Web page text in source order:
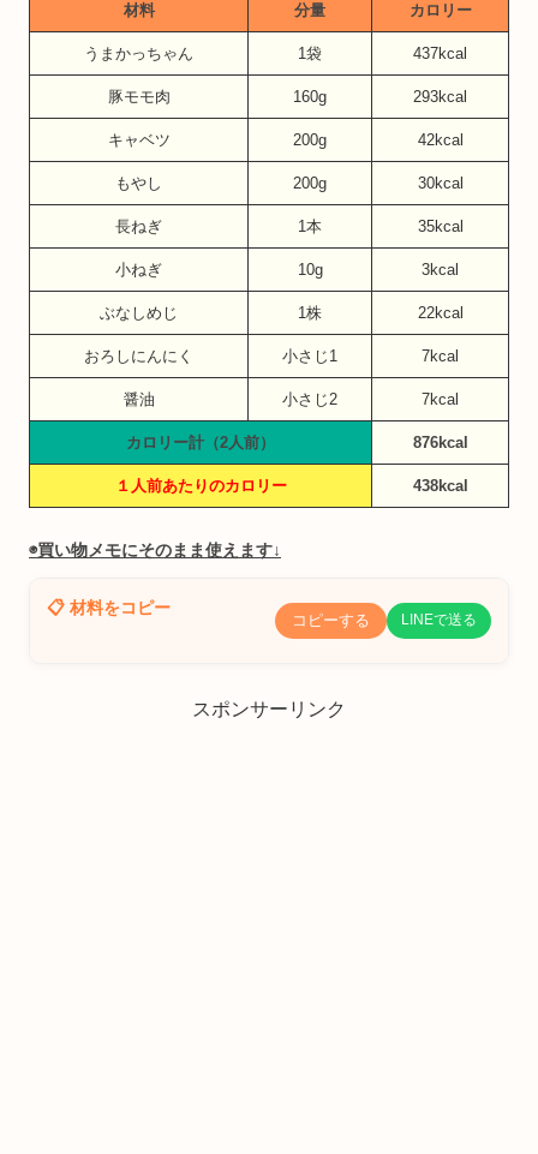
材料 分量 カロリー
うまかっちゃん 1袋 437kcal
豚モモ肉 160g 293kcal
キャベツ 200g 42kcal
もやし 200g 30kcal
長ねぎ 1本 35kcal
小ねぎ 10g 3kcal
ぶなしめじ 1株 22kcal
おろしにんにく 小さじ1 7kcal
醤油 小さじ2 7kcal
カロリー計（2人前） 876kcal
１人前あたりのカロリー 438kcal
◉買い物メモにそのまま使えます↓
📋 材料をコピー
コピーする LINEで送る
スポンサーリンク